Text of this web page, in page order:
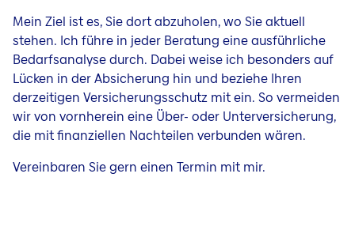
Mein Ziel ist es, Sie dort abzuholen, wo Sie aktuell
stehen. Ich führe in jeder Beratung eine ausführliche
Bedarfsanalyse durch. Dabei weise ich besonders auf
Lücken in der Absicherung hin und beziehe Ihren
derzeitigen Versicherungsschutz mit ein. So vermeiden
wir von vornherein eine Über- oder Unterversicherung,
die mit finanziellen Nachteilen verbunden wären.
Vereinbaren Sie gern einen Termin mit mir.